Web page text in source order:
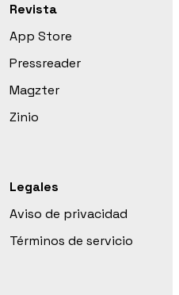
Revista
App Store
Pressreader
Magzter
Zinio
Legales
Aviso de privacidad
Términos de servicio